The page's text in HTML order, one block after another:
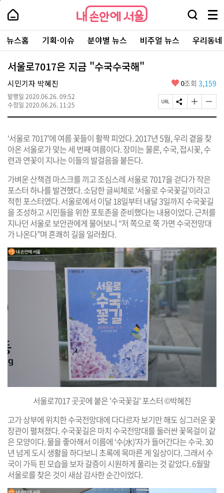
본
로
가
내
손
안
에
서
울
-
서
울
시
대
표
소
털
내
손
에
울
검
창
열
기
메
뉴
전
체
보
주
요
서
뉴스홈 기획·이슈 분야별 뉴스 비주얼 뉴스 우리동
서울로7017은 지금 "수국수국해"
시민기자 박혜진
발행일 2020.06.26. 09:52
수정일 2020.06.26. 11:25
좋
요
0조회 3,159
페
이
R
L
복
S
N
유
하
기
글
자
크
게
변
하
기
글
자
작
게
하
기
‘서울로 7017’에 여름 꽃들이 활짝 피었다. 2017년 5월, 우리 곁을 찾
아온 서울로가 맞는 세 번째 여름이다. 장미는 물론, 수국, 접시꽃, 수
련과 연꽃이 지나는 이들의 발걸음을 붙든다.
가벼운 산책겸 마스크를 끼고 조심스레 서울로 7017을 걷다가 작은
포스터 하나를 발견했다. 소담한 글씨체로 ‘서울로 수국꽃길’이라고
적힌 포스터였다. 서울로에서 이달 18일부터 내달 3일까지 수국꽃길
을 조성하고 시민들을 위한 포토존을 준비했다는 내용이었다. 근처를
지나던 서울로 보안관에게 물어보니 “저 쪽으로 쭉 가면 수국전망대
가 나온다”며 흔쾌히 길을 일러줬다.
서울로7017 곳곳에 붙은 '수국꽃길' 포스터 ©박혜진
고가 상부에 위치한 수국전망대에 다다르자 보기만 해도 싱그러운 꽃
장관이 펼쳐졌다. 수국꽃길은 마치 수국전망대를 둘러싼 꽃목걸이 같
은 모양이다. 물을 좋아해서 이름에 ‘수(水)’자가 들어간다는 수국. 30
년 넘게 도시 생활을 하다보니 초록에 목마른 게 일상이다. 그래서 수
국이 가득 핀 모습을 보자 갈증이 시원하게 풀리는 것 같았다. 6월말
서울로를 찾은 것이 새삼 감사한 순간이었다.
페
상
단
로